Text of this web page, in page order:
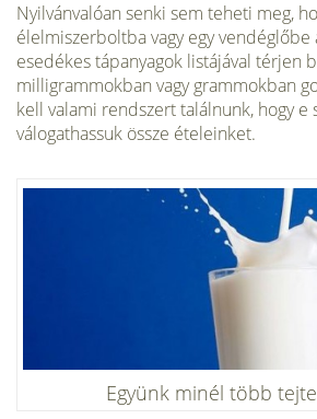
Nyilvánvalóan senki sem teheti meg,
élelmiszerboltba vagy egy vendéglőbe
esedékes tápanyagok listájával térjen
milligrammokban vagy grammokban
kell valami rendszert találnunk, hogy e
válogathassuk össze ételeinket.
Együnk minél több